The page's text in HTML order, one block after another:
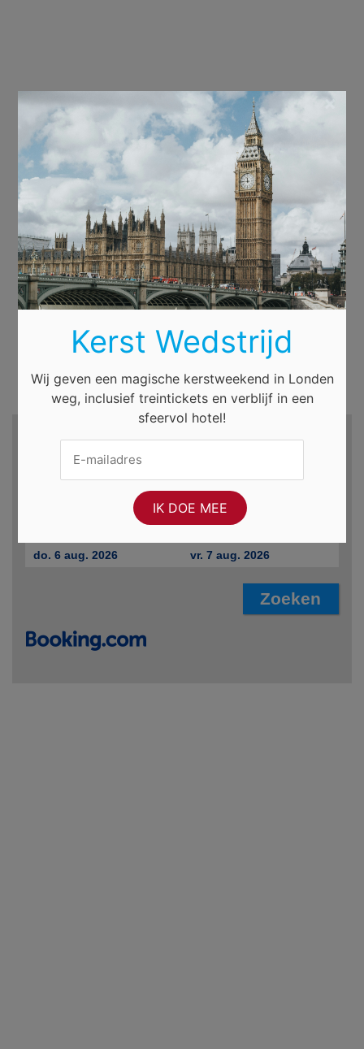
Zoek hotels en meer...
do. 6 aug. 2026 vr. 7 aug. 2026
Kerst Wedstrijd
Wij geven een magische kerstweekend in Londen
weg, inclusief treintickets en verblijf in een
sfeervol hotel!
×